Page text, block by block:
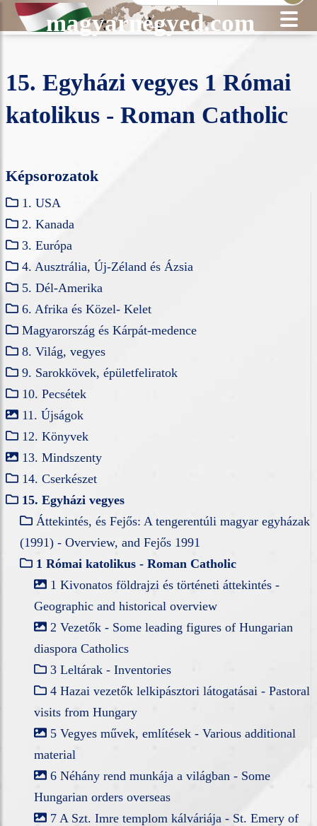
magyarnegyed.com
15. Egyházi vegyes 1 Római
katolikus - Roman Catholic
Képsorozatok
1. USA
2. Kanada
3. Európa
4. Ausztrália, Új-Zéland és Ázsia
5. Dél-Amerika
6. Afrika és Közel- Kelet
Magyarország és Kárpát-medence
8. Világ, vegyes
9. Sarokkövek, épületfeliratok
10. Pecsétek
11. Újságok
12. Könyvek
13. Mindszenty
14. Cserkészet
15. Egyházi vegyes
Áttekintés, és Fejős: A tengerentúli magyar egyházak
(1991) - Overview, and Fejős 1991
1 Római katolikus - Roman Catholic
1 Kivonatos földrajzi és történeti áttekintés -
Geographic and historical overview
2 Vezetők - Some leading figures of Hungarian
diaspora Catholics
3 Leltárak - Inventories
4 Hazai vezetők lelkipásztori látogatásai - Pastoral
visits from Hungary
5 Vegyes művek, említések - Various additional
material
6 Néhány rend munkája a világban - Some
Hungarian orders overseas
7 A Szt. Imre templom kálváriája - St. Emery of